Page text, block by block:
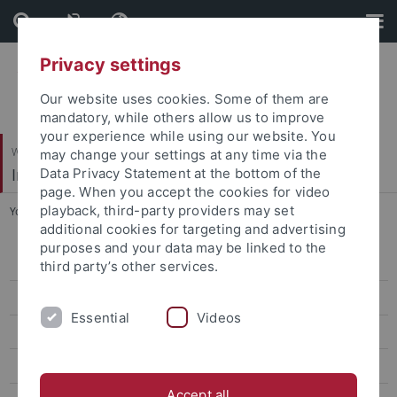
Skip
to
content
Skip
to
footer
Wirtschafts- und Sozialwissenschaftliche Fakultät
Institut für Sportwissenschaft
You are here: Startseite ... Leon Reich
Kooperations-/Ansprechpartner
Aron Beck
Privacy settings
Our website uses cookies. Some of them are
mandatory, while others allow us to improve
your experience while using our website. You
may change your settings at any time via the
Data Privacy Statement at the bottom of the
page. When you accept the cookies for video
playback, third-party providers may set
additional cookies for targeting and advertising
purposes and your data may be linked to the
third party’s other services.
Essential Videos